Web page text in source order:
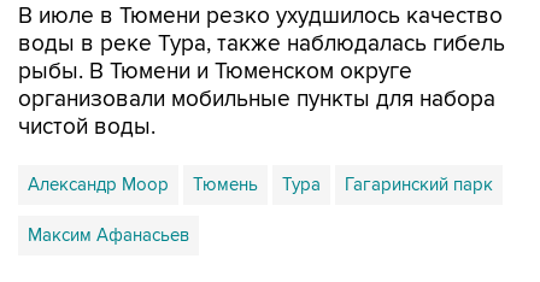
В июле в Тюмени резко ухудшилось качество
воды в реке Тура, также наблюдалась гибель
рыбы. В Тюмени и Тюменском округе
организовали мобильные пункты для набора
чистой воды.
Александр Моор Тюмень Тура Гагаринский парк
Максим Афанасьев